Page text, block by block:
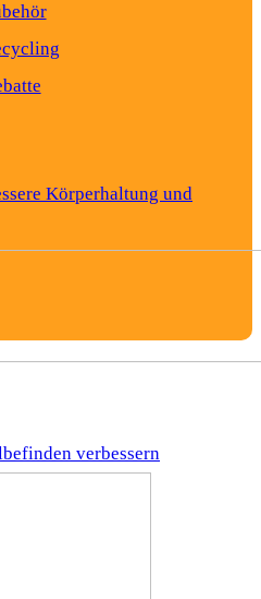
Körperhaltung und
verbessern